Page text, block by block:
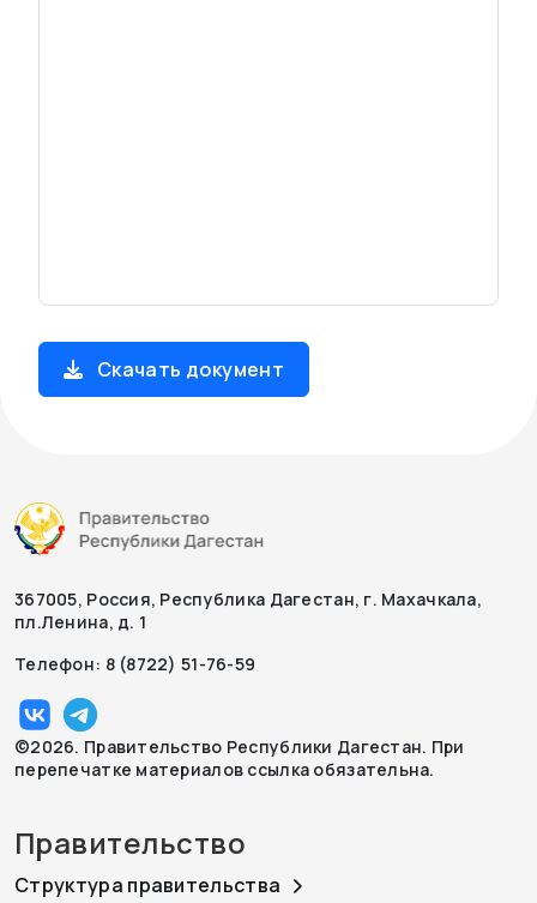
Скачать документ
367005, Россия, Республика Дагестан, г. Махачкала,
пл.Ленина, д. 1
Телефон: 8 (8722) 51-76-59
©2026. Правительство Республики Дагестан. При
перепечатке материалов ссылка обязательна.
Правительство
Структура правительства